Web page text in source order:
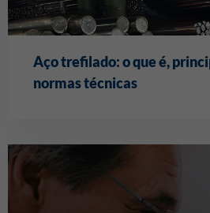
Aço trefilado: o que é,
normas técnicas